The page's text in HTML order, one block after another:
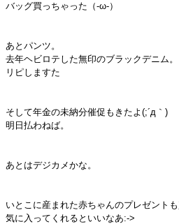
バッグ買っちゃった（-ω-）
あとパンツ。
去年ヘビロテした無印のブラックデニム。
リピしますた
そして年金の未納分催促もきたよ(;´д｀)
明日払わねば。
あとはデジカメかな。
いとこに産まれた赤ちゃんのプレゼント
気に入ってくれるといいなあ:->